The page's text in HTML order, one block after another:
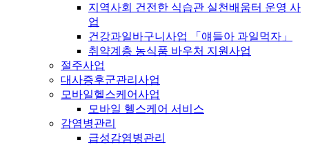
지역사회 건전한 식습관 실천배움터 운영 사
업
건강과일바구니사업 「얘들아 과일먹자」
취약계층 농식품 바우처 지원사업
절주사업
대사증후군관리사업
모바일헬스케어사업
모바일 헬스케어 서비스
감염병관리
급성감염병관리